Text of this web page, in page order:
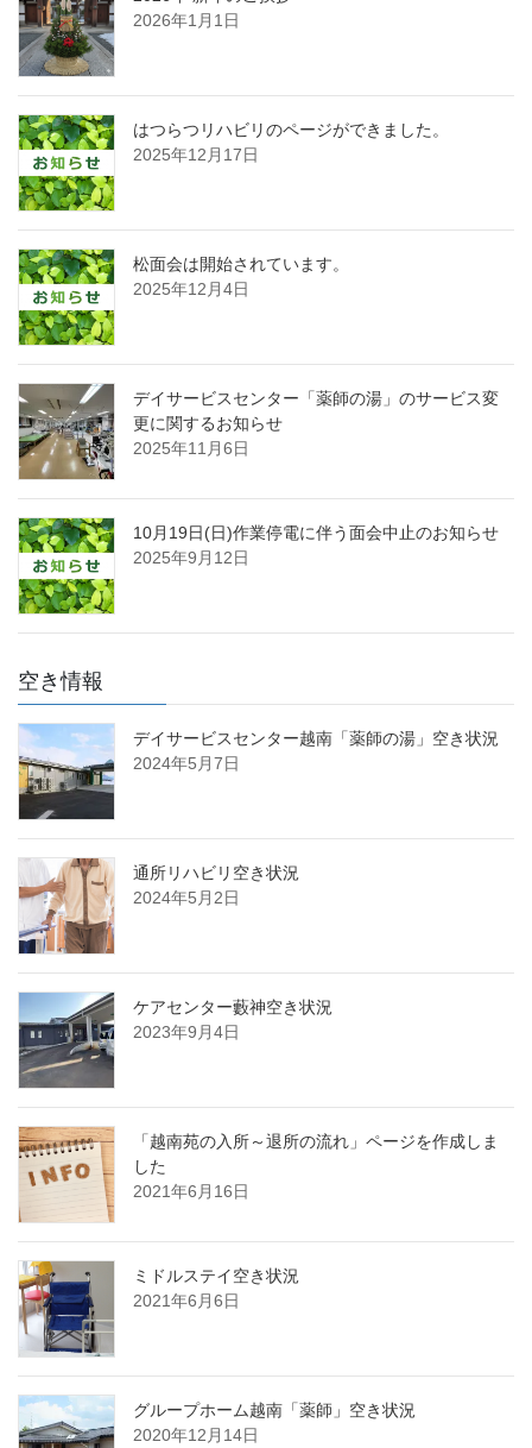
2026年1月1日
はつらつリハビリのページができました。
2025年12月17日
松面会は開始されています。
2025年12月4日
デイサービスセンター「薬師の湯」のサービス変
更に関するお知らせ
2025年11月6日
10月19日(日)作業停電に伴う面会中止のお知らせ
2025年9月12日
空き情報
デイサービスセンター越南「薬師の湯」空き状況
2024年5月7日
通所リハビリ空き状況
2024年5月2日
ケアセンター藪神空き状況
2023年9月4日
「越南苑の入所～退所の流れ」ページを作成しま
した
2021年6月16日
ミドルステイ空き状況
2021年6月6日
グループホーム越南「薬師」空き状況
2020年12月14日